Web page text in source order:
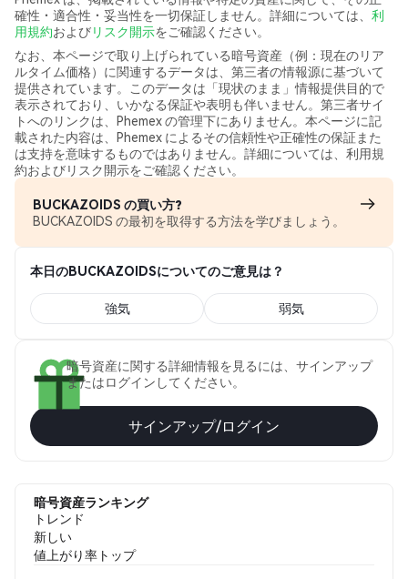
確性・適合性・妥当性を一切保証しません。詳細については、 利
用規約およびリスク開示をご確認ください。
なお、本ページで取り上げられている暗号資産（例：現在のリア
ルタイム価格）に関連するデータは、第三者の情報源に基づいて
提供されています。このデータは「現状のまま」情報提供目的で
表示されており、いかなる保証や表明も伴いません。第三者サイ
トへのリンクは、Phemex の管理下にありません。本ページに記
載された内容は、Phemex によるその信頼性や正確性の保証また
は支持を意味するものではありません。詳細については、利用規
約およびリスク開示をご確認ください。
BUCKAZOIDS の買い方?
BUCKAZOIDS の最初を取得する方法を学びましょう。
本日のBUCKAZOIDSについてのご意見は？
強気 弱気
暗号資産に関する詳細情報を見るには、サインアップ
またはログインしてください。
サインアップ/ログイン
暗号資産ランキング
トレンド
新しい
値上がり率トップ